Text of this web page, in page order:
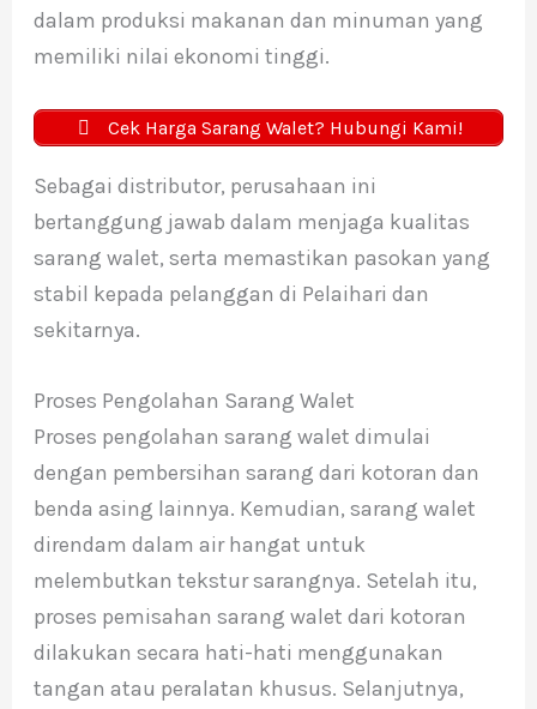
dalam produksi makanan dan minuman yang
memiliki nilai ekonomi tinggi.
Cek Harga Sarang Walet? Hubungi Kami!
Sebagai distributor, perusahaan ini
bertanggung jawab dalam menjaga kualitas
sarang walet, serta memastikan pasokan yang
stabil kepada pelanggan di Pelaihari dan
sekitarnya.
Proses Pengolahan Sarang Walet
Proses pengolahan sarang walet dimulai
dengan pembersihan sarang dari kotoran dan
benda asing lainnya. Kemudian, sarang walet
direndam dalam air hangat untuk
melembutkan tekstur sarangnya. Setelah itu,
proses pemisahan sarang walet dari kotoran
dilakukan secara hati-hati menggunakan
tangan atau peralatan khusus. Selanjutnya,